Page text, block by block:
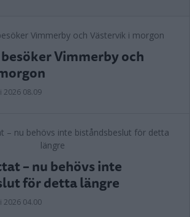
Vimmerby och
2026 08.09
– nu behövs inte
för detta längre
2026 04.00